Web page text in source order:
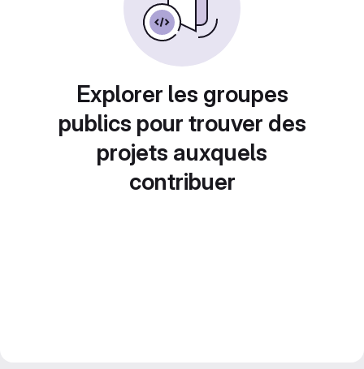
Explorer les groupes
publics pour trouver des
projets auxquels
contribuer